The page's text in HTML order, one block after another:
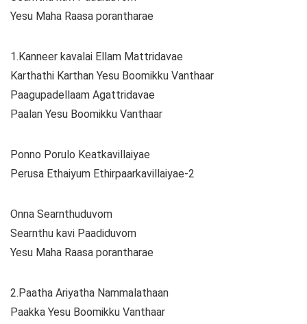
Yesu Maha Raasa porantharae
1.Kanneer kavalai Ellam Mattridavae
Karthathi Karthan Yesu Boomikku Vanthaar
Paagupadellaam Agattridavae
Paalan Yesu Boomikku Vanthaar
Ponno Porulo Keatkavillaiyae
Perusa Ethaiyum Ethirpaarkavillaiyae-2
Onna Searnthuduvom
Searnthu kavi Paadiduvom
Yesu Maha Raasa porantharae
2.Paatha Ariyatha Nammalathaan
Paakka Yesu Boomikku Vanthaar